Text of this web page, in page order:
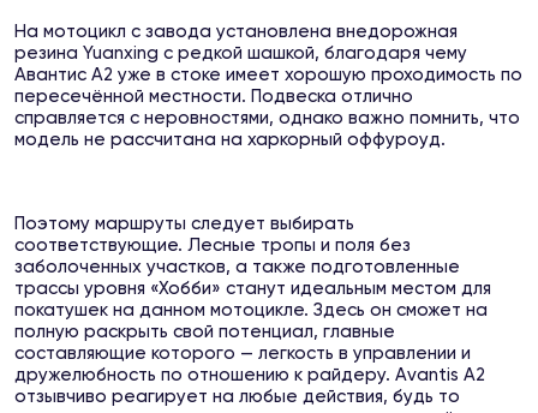
На мотоцикл с завода установлена внедорожная
резина Yuanxing с редкой шашкой, благодаря чему
Авантис А2 уже в стоке имеет хорошую проходимость по
пересечённой местности. Подвеска отлично
справляется с неровностями, однако важно помнить, что
модель не рассчитана на харкорный оффуроуд.
Поэтому маршруты следует выбирать
соответствующие. Лесные тропы и поля без
заболоченных участков, а также подготовленные
трассы уровня «Хобби» станут идеальным местом для
покатушек на данном мотоцикле. Здесь он сможет на
полную раскрыть свой потенциал, главные
составляющие которого — легкость в управлении и
дружелюбность по отношению к райдеру. Avantis A2
отзывчиво реагирует на любые действия, будь то